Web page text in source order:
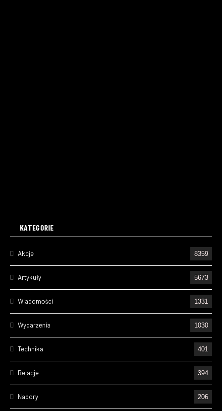
KATEGORIE
Akcje 8359
Artykuły 5673
Wiadomości 1331
Wydarzenia 1030
Technika 401
Relacje 394
Nabory 206